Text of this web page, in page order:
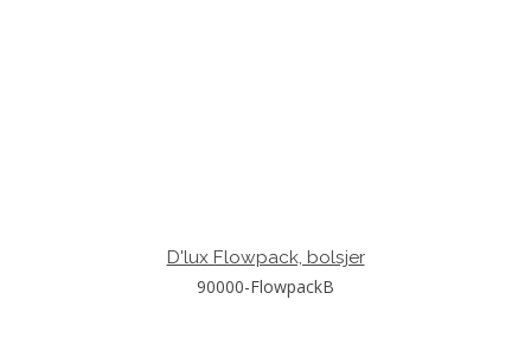
D'lux Flowpack, bolsjer
90000-FlowpackB